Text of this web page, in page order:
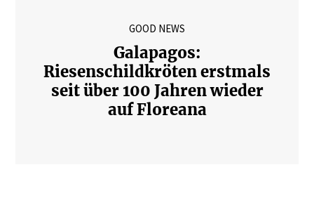
GOOD NEWS
Galapagos:
Riesenschildkröten erstmals
seit über 100 Jahren wieder
auf Floreana